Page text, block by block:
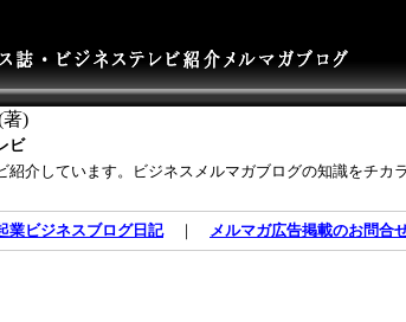
著)
ビ
介しています。ビジネスメルマガブログの知識をチカラ
業ビジネスブログ日記｜ メルマガ広告掲載のお問合